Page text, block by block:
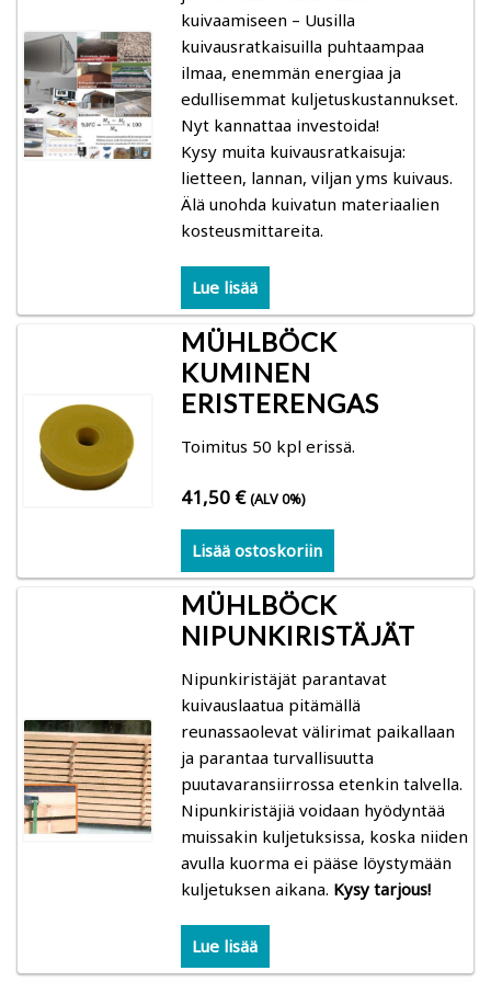
Kuivauksen ohjaus
Mittarit
Kosteusmittarit bioenergia – vesipitoisuus
polttopuu, hake, turve
Logca Atso: kuivan lastun, hakkeen, purun ja
vastaavan kosteuden mittaus
Schaller: hake, turve, heinä
Kosteusmittarit ja kosteuskartoittimet kuntoarviot
ilman ja puukosteuden mittaukseen
Trotec: kosteusmittarit, lämpökamerat,
ilmanvirtausmittarit, loggerit
Logca Atso: LOG Moisture kosteuskartoitus
Merlin: Kosteusmittarit rakenteiden ja
ilmankosteuden mittaaminen (betoni- ja
parkettityöt)
Schaller: kosteusmittarit, suhteellinen kosteus,
Kosteusmittarit puu ja puiset rakenteet
kuivaamiseen – Uusilla
kuivausratkaisuilla puhtaampaa
ilmaa, enemmän energiaa ja
edullisemmat kuljetuskustannukset.
Nyt kannattaa investoida!
Kysy muita kuivausratkaisuja:
lietteen, lannan, viljan yms kuivaus.
Älä unohda kuivatun materiaalien
kosteusmittareita.
Lue lisää
MÜHLBÖCK
KUMINEN
ERISTERENGAS
Toimitus 50 kpl erissä.
41,50 € (ALV 0%)
Lisää ostoskoriin
MÜHLBÖCK
NIPUNKIRISTÄJÄT
Nipunkiristäjät parantavat
kuivauslaatua pitämällä
reunassaolevat välirimat paikallaan
ja parantaa turvallisuutta
puutavaransiirrossa etenkin talvella.
Nipunkiristäjiä voidaan hyödyntää
muissakin kuljetuksissa, koska niiden
avulla kuorma ei pääse löystymään
kuljetuksen aikana. Kysy tarjous!
Lue lisää